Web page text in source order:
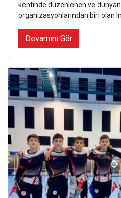
kentinde düzenlenen ve
organizasyonlarından biri olan
Devamını Gör